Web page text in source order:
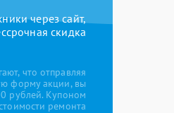
через сайт,
скидка
что отправляя
форму акции, вы
рублей. Купоном
ремонта